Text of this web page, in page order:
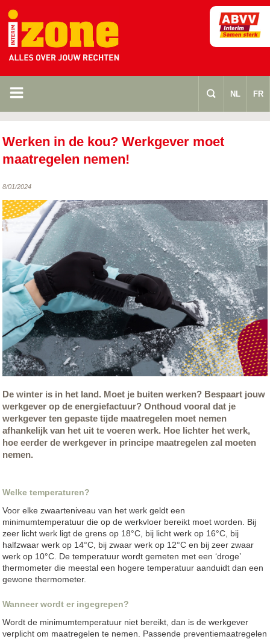
m s NL FR
Werken in de kou? Werkgever moet
maatregelen nemen!
8/01/2024
De winter is in het land. Moet je buiten werken? Bespaart jouw
werkgever op de energiefactuur? Onthoud vooral dat je
werkgever ten gepaste tijde maatregelen moet nemen
afhankelijk van het uit te voeren werk. Hoe lichter het werk,
hoe eerder de werkgever in principe maatregelen zal moeten
nemen.
Welke temperaturen?
Voor elke zwaarteniveau van het werk geldt een
minimumtemperatuur die op de werkvloer bereikt moet worden. Bij
zeer licht werk ligt de grens op 18°C, bij licht werk op 16°C, bij
halfzwaar werk op 14°C, bij zwaar werk op 12°C en bij zeer zwaar
werk op 10°C. De temperatuur wordt gemeten met een ‘droge’
thermometer die meestal een hogere temperatuur aanduidt dan een
gewone thermometer.
Wanneer wordt er ingegrepen?
Wordt de minimumtemperatuur niet bereikt, dan is de werkgever
verplicht om maatregelen te nemen. Passende preventiemaatregelen